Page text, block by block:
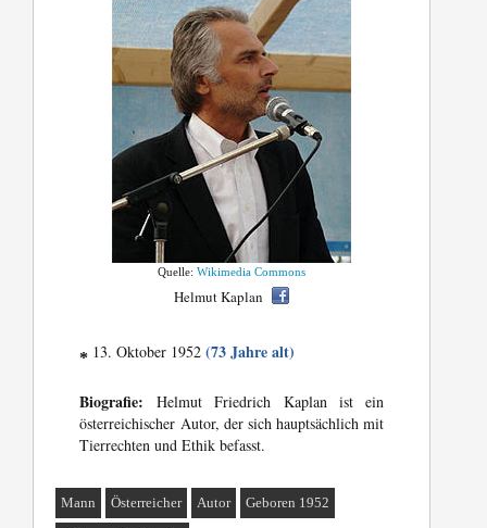
Quelle:Wikimedia Commons
Helmut Kaplan
* 13. Oktober 1952(73 Jahre alt)
Biografie: Helmut Friedrich Kaplan ist ein
österreichischer Autor, der sich hauptsächlich mit
Tierrechten und Ethik befasst.
Mann Österreicher Autor Geboren 1952